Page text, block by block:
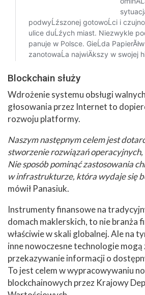
Blockchain służy
Wdrożenie systemu obsługi
głosowania przez Internet to
rozwoju platformy.
Naszym następnym celem jest
stworzenie rozwiązań
Nie sposób pominąć zastosowania
w infrastrukturze, która wydaje się
mówił Panasiuk.
Instrumenty finansowe na
domach maklerskich, to nie branża
właściwie w skali globalnej. Ale na
inne nowoczesne technologie mogą
przekazywanie informacji o
To jest celem w wypracowywaniu
blockchainowych przez Krajowy